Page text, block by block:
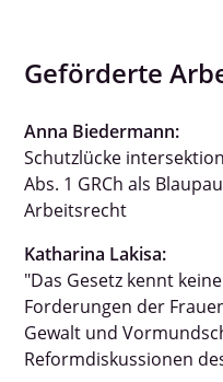
Geförderte
Anna Biedermann:
Schutzlücke
Abs. 1 GRCh als
Arbeitsrecht
Katharina Lakisa:
"Das Gesetz kennt
Forderungen der
Gewalt und
Reformdiskussionen